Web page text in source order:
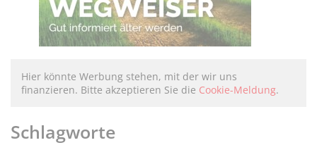
Hier könnte Werbung stehen, mit der wir uns
finanzieren. Bitte akzeptieren Sie die Cookie-Meldung.
Schlagworte